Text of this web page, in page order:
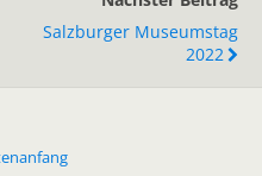
Salzburger Museumstag
2022